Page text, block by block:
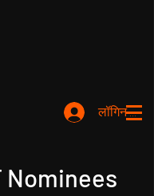
लॉगिन करें
Nominees